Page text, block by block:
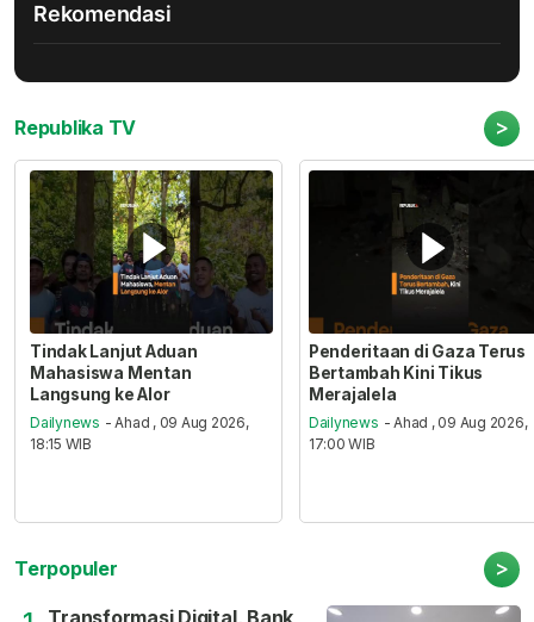
Rekomendasi
Republika TV >
Tindak Lanjut Aduan
Mahasiswa Mentan
Langsung ke Alor
Dailynews - Ahad , 09 Aug 2026,
18:15 WIB
Penderitaan di Gaza Terus
Bertambah Kini Tikus
Merajalela
Dailynews - Ahad , 09 Aug 2026,
17:00 WIB
Terpopuler >